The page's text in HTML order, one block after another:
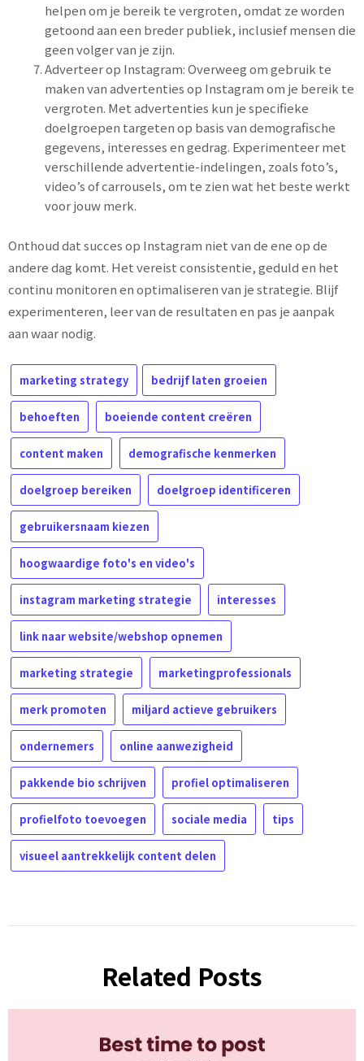
helpen om je bereik te vergroten, omdat ze worden
getoond aan een breder publiek, inclusief mensen die
geen volger van je zijn.
Adverteer op Instagram: Overweeg om gebruik te
maken van advertenties op Instagram om je bereik te
vergroten. Met advertenties kun je specifieke
doelgroepen targeten op basis van demografische
gegevens, interesses en gedrag. Experimenteer met
verschillende advertentie-indelingen, zoals foto’s,
video’s of carrousels, om te zien wat het beste werkt
voor jouw merk.
Onthoud dat succes op Instagram niet van de ene op de
andere dag komt. Het vereist consistentie, geduld en het
continu monitoren en optimaliseren van je strategie. Blijf
experimenteren, leer van de resultaten en pas je aanpak
aan waar nodig.
marketing strategy bedrijf laten groeien
behoeften boeiende content creëren
content maken demografische kenmerken
doelgroep bereiken doelgroep identificeren
gebruikersnaam kiezen
hoogwaardige foto's en video's
instagram marketing strategie interesses
link naar website/webshop opnemen
marketing strategie marketingprofessionals
merk promoten miljard actieve gebruikers
ondernemers online aanwezigheid
pakkende bio schrijven profiel optimaliseren
profielfoto toevoegen sociale media tips
visueel aantrekkelijk content delen
Related Posts